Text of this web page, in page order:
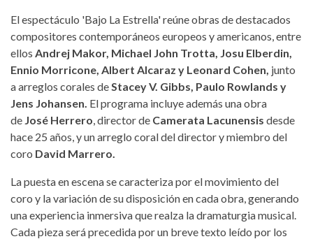
El espectáculo 'Bajo La Estrella' reúne obras de destacados
compositores contemporáneos europeos y americanos, entre
ellos Andrej Makor, Michael John Trotta, Josu Elberdin,
Ennio Morricone, Albert Alcaraz y Leonard Cohen, junto
a arreglos corales de Stacey V. Gibbs, Paulo Rowlands y
Jens Johansen. El programa incluye además una obra
de José Herrero , director de Camerata Lacunensis desde
hace 25 años, y un arreglo coral del director y miembro del
coro David Marrero.
La puesta en escena se caracteriza por el movimiento del
coro y la variación de su disposición en cada obra, generando
una experiencia inmersiva que realza la dramaturgia musical.
Cada pieza será precedida por un breve texto leído por los